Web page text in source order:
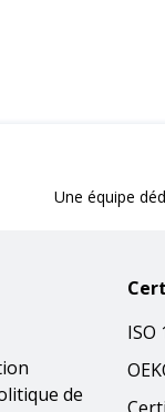
Une équipe
de
ISO